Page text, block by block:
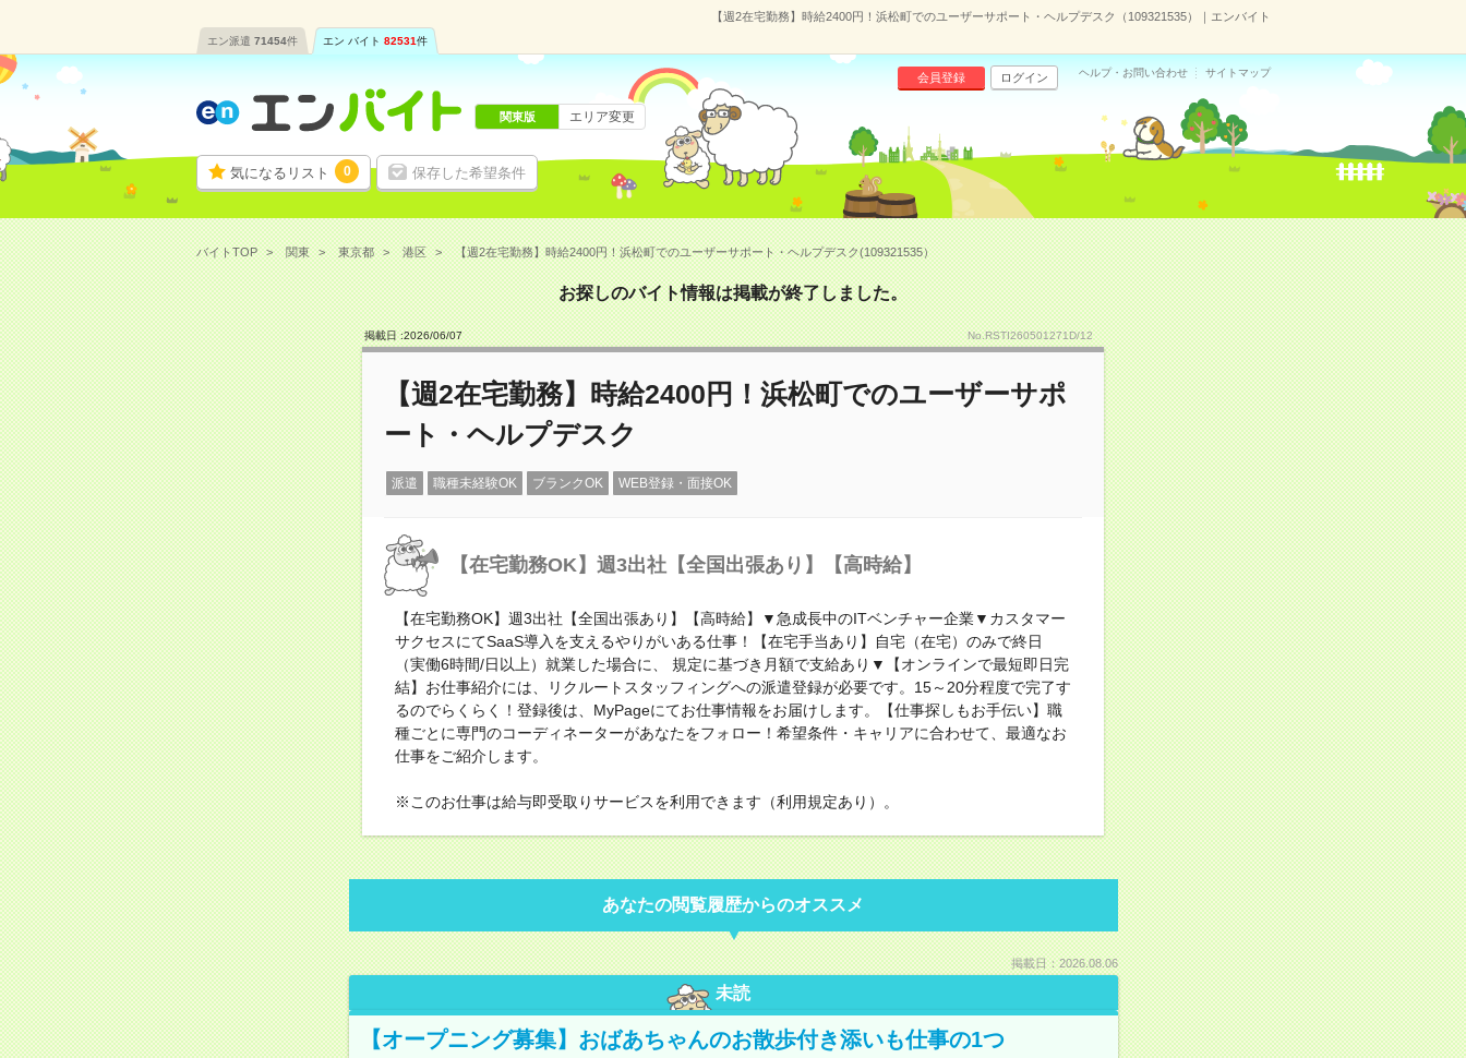
【週2在宅勤務】時給2400円！浜松町でのユーザーサポート・ヘルプデスク（109321535）｜エンバイト
エン派遣 71454件 エン バイト 82531件
気になるリスト 0 保存した希望条件
会員登録 ログイン ヘルプ・お問い合わせ サイトマップ
関東版 エリア変更
バイトTOP 関東 東京都 港区 【週2在宅勤務】時給2400円！浜松町でのユーザーサポート・ヘルプデスク(109321535）
お探しのバイト情報は掲載が終了しました。
掲載日 :2026/06/07 No.RSTI260501271D/12
【週2在宅勤務】時給2400円！浜松町でのユーザーサポ
ート・ヘルプデスク
派遣 職種未経験OK ブランクOK WEB登録・面接OK
【在宅勤務OK】週3出社【全国出張あり】【高時給】
【在宅勤務OK】週3出社【全国出張あり】【高時給】▼急成長中のITベンチャー企業▼カスタマー
サクセスにてSaaS導入を支えるやりがいある仕事！【在宅手当あり】自宅（在宅）のみで終日
（実働6時間/日以上）就業した場合に、 規定に基づき月額で支給あり▼【オンラインで最短即日完
結】お仕事紹介には、リクルートスタッフィングへの派遣登録が必要です。15～20分程度で完了す
るのでらくらく！登録後は、MyPageにてお仕事情報をお届けします。【仕事探しもお手伝い】職
種ごとに専門のコーディネーターがあなたをフォロー！希望条件・キャリアに合わせて、最適なお
仕事をご紹介します。
※このお仕事は給与即受取りサービスを利用できます（利用規定あり）。
あなたの閲覧履歴からのオススメ
掲載日：2026.08.06
未読
【オープニング募集】おばあちゃんのお散歩付き添いも仕事の1つ